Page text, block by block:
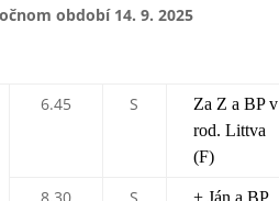
období 14. 9. 2025
6.45 S
Za Z a BP v
rod. Littva
(F)
+ Ján a BP